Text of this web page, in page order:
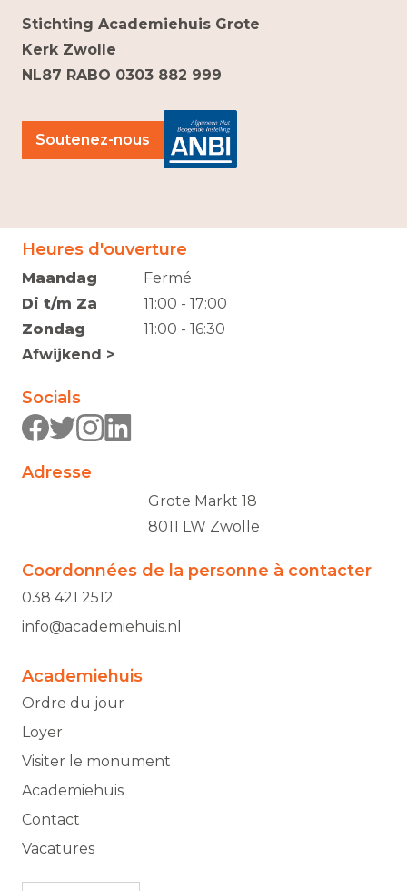
Heures d'ouverture
Maandag
Di t/m Za
Zondag
Afwijkend >
Fermé
11:00 - 17:00
11:00 - 16:30
Socials
Adresse
Grote Markt 18
8011 LW Zwolle
Coordonnées de la personne à contacter
038 421 2512
info@academiehuis.nl
Academiehuis
Ordre du jour
Loyer
Visiter le monument
Academiehuis
Contact
Vacatures
Stichting Academiehuis Grote
Kerk Zwolle
NL87 RABO 0303 882 999
Soutenez-nous